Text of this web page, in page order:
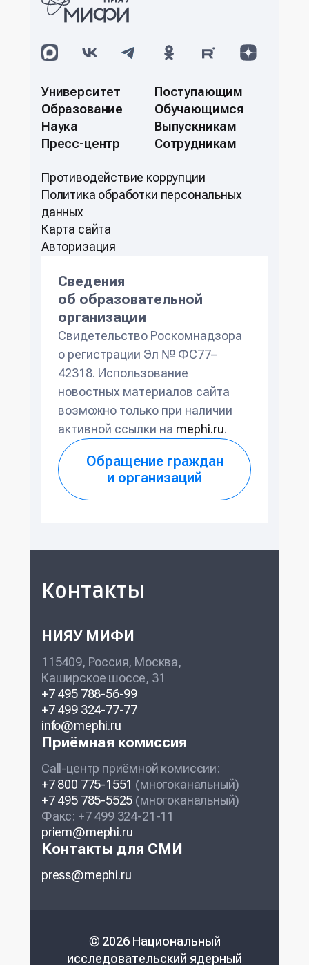
Университет
Образование
Наука
Пресс-центр
Поступающим
Обучающимся
Выпускникам
Сотрудникам
Противодействие коррупции
Политикa обработки персональных
данных
Карта сайта
Авторизация
Сведения
об образовательной
организации
Свидетельство Роскомнадзора
о регистрации Эл № ФС77–
42318. Использование
новостных материалов сайта
возможно только при наличии
активной ссылки на mephi.ru.
Обращение граждан
и организаций
Контакты
НИЯУ МИФИ
115409, Россия, Москва,
Каширское шоссе, 31
+7 495 788-56-99
+7 499 324-77-77
info@mephi.ru
Приёмная комиссия
Call-центр приёмной комиссии:
+7 800 775-1551 (многоканальный)
+7 495 785-5525 (многоканальный)
Факс: +7 499 324-21-11
priem@mephi.ru
Контакты для СМИ
press@mephi.ru
© 2026 Национальный
исследовательский ядерный